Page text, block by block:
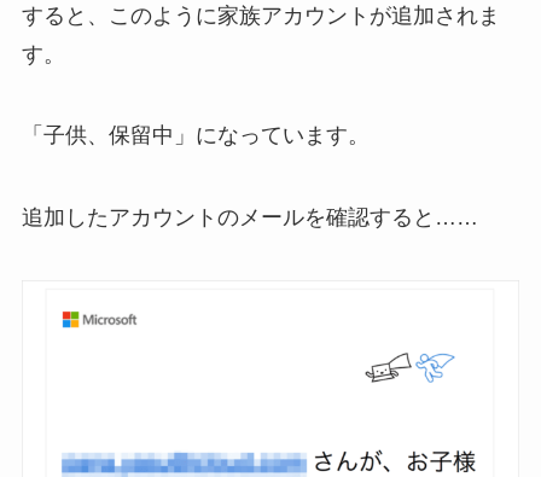
すると、このように家族アカウントが追加されま
す。
「子供、保留中」になっています。
追加したアカウントのメールを確認すると……